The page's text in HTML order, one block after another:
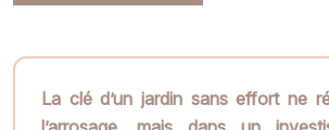
La clé d’un jardin sans effort ne